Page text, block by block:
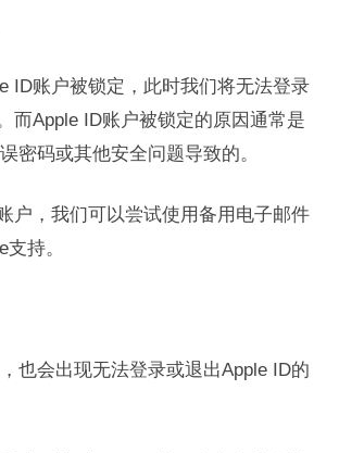
ID账户被锁定，此时我们将无法登录
而Apple ID账户被锁定的原因通常是
密码或其他安全问题导致的。
户，我们可以尝试使用备用电子邮件
持。
也会出现无法登录或退出Apple ID的